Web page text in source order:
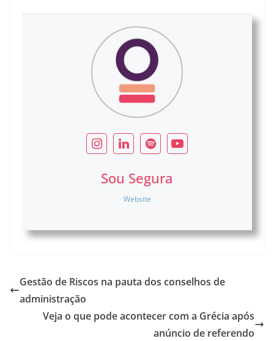
Sou Segura
Website
Gestão de Riscos na pauta dos conselhos de
administração
Veja o que pode acontecer com a Grécia após
anúncio de referendo